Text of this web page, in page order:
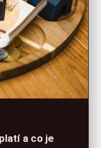
a co je